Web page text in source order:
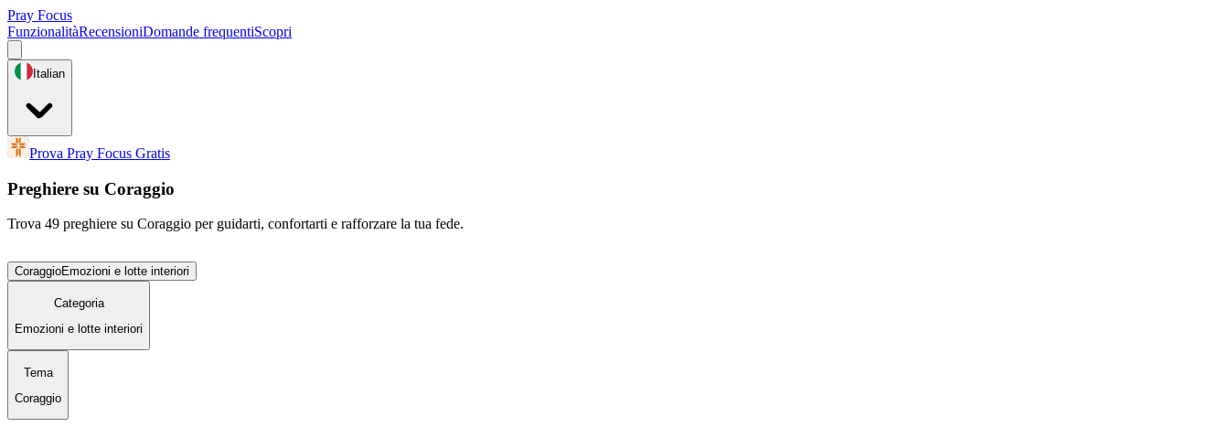
Pray Focus
FunzionalitàRecensioniDomande frequentiScopri
Italian
Prova Pray Focus Gratis
Preghiere su Coraggio
Trova 49 preghiere su Coraggio per guidarti, confortarti e rafforzare la tua fede.
CoraggioEmozioni e lotte interiori
Categoria
Emozioni e lotte interiori
Tema
Coraggio